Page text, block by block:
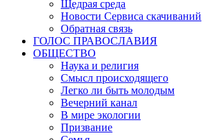
Щедрая среда
Новости Сервиса скачиваний
Обратная связь
ГОЛОС ПРАВОСЛАВИЯ
ОБЩЕСТВО
Наука и религия
Смысл происходящего
Легко ли быть молодым
Вечерний канал
В мире экологии
Призвание